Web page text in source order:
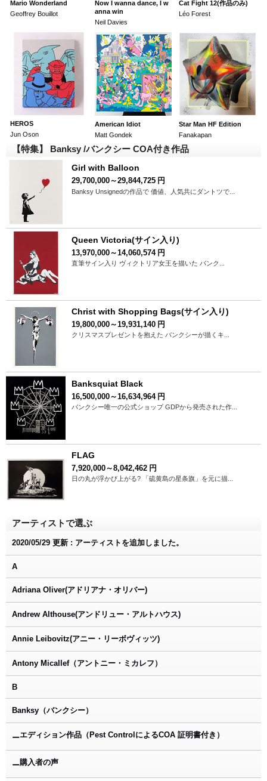
Mario Wonderland
Geoffrey Bouillot
Now I wanna dance, I w
anna win
Neil Davies
Cat Fight 12(作品のみ)
Léo Forest
HEROS
Jun Oson
American Idiot
Matt Gondek
Star Man HF Edition
Fanakapan
【特集】 Banksy /バンクシー COA付き作品
Girl with Balloon
29,700,000～29,844,725 円
Banksy Unsignedの作品で 価値、人気共にダントツで...
Queen Victoria(サイン入り)
13,970,000～14,060,574 円
直筆サイン入り ヴィクトリア女王を描いた バンク...
Christ with Shopping Bags(サイン入り)
19,800,000～19,931,140 円
クリスマスプレゼントを抱えた バンクシーが描くキ...
Banksquiat Black
16,500,000～16,634,964 円
バンクシー唯一の公式ショップ GDPから発売された作...
FLAG
7,920,000～8,042,462 円
日の丸が浮かび上がる? 「硫黄島の星条旗」を元に描...
アーティストで選ぶ
2020/05/29 更新 : アーティストを追加しました。
A
Adriana Oliver(アドリアナ・オリバー)
Andrew Althouse(アンドリュー・アルトハウス)
Annie Leibovitz(アニー・リーボヴィッツ)
Antony Micallef（アントニー・ミカレフ）
B
Banksy（バンクシー）
ーエディション作品（Pest ControlによるCOA 証明書付き）
ー購入者の声